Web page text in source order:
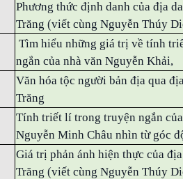
Phương thức định danh của địa
Trăng (viết cùng Nguyễn Thúy
Tìm hiểu những giá trị về tính
ngắn của nhà văn Nguyễn Khải,
Văn hóa tộc người bản địa qua
Trăng
Tính triết lí trong truyện ngắn
Nguyễn Minh Châu nhìn từ góc
Giá trị phản ánh hiện thực của
Trăng (viết cùng Nguyễn Thúy